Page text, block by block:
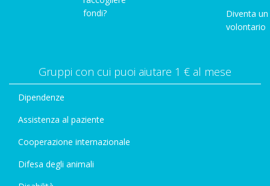
fondi?
Diventa un
volontario
Gruppi con cui puoi aiutare 1 € al mese
Dipendenze
Assistenza al paziente
Cooperazione internazionale
Difesa degli animali